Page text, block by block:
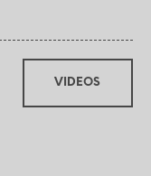
VIDEOS